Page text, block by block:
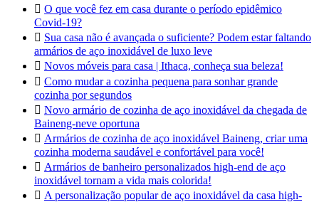
 O que você fez em casa durante o período epidêmico
Covid-19?
 Sua casa não é avançada o suficiente? Podem estar faltando
armários de aço inoxidável de luxo leve
 Novos móveis para casa | Ithaca, conheça sua beleza!
 Como mudar a cozinha pequena para sonhar grande
cozinha por segundos
 Novo armário de cozinha de aço inoxidável da chegada de
Baineng-neve oportuna
 Armários de cozinha de aço inoxidável Baineng, criar uma
cozinha moderna saudável e confortável para você!
 Armários de banheiro personalizados high-end de aço
inoxidável tornam a vida mais colorida!
 A personalização popular de aço inoxidável da casa high-